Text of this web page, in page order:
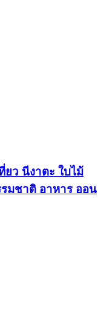
ยว นีงาตะ ใบไม้
มชาติ อาหาร ออน